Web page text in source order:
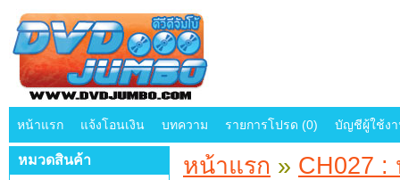
หน้าแรก แจ้งโอนเงิน บทความ รายการโปรด (0) บัญชีผู้ใช้ง
หมวดสินค้า หน้าแรก » CH027 :